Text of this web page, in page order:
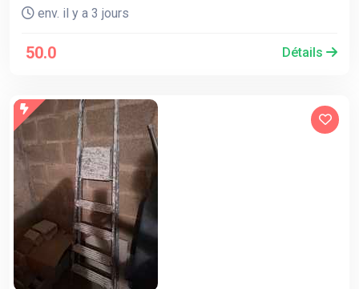
env. il y a 3 jours
50.0 Détails